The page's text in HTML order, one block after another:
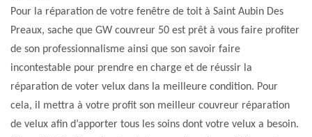
Pour la réparation de votre fenêtre de toit à Saint Aubin Des
Preaux, sache que GW couvreur 50 est prêt à vous faire profiter
de son professionnalisme ainsi que son savoir faire
incontestable pour prendre en charge et de réussir la
réparation de voter velux dans la meilleure condition. Pour
cela, il mettra à votre profit son meilleur couvreur réparation
de velux afin d’apporter tous les soins dont votre velux a besoin.